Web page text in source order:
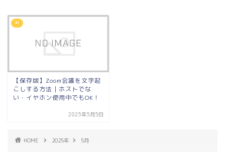
AI
【保存版】Zoom会議を文字起
こしする方法｜ホストでな
い・イヤホン使用中でもOK！
2025年5月5日
HOME 2025年 5月